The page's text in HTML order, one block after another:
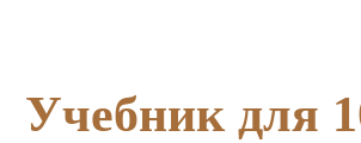
Учебник для